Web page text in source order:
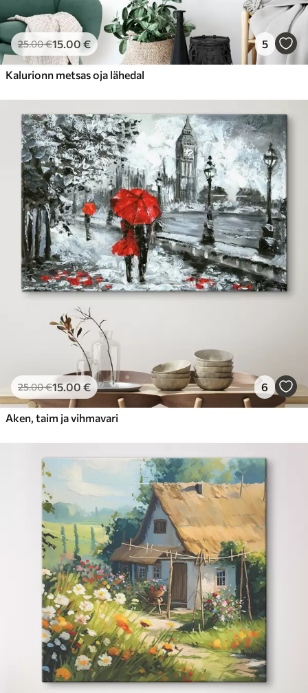
25.00€15.00 € 5
Kalurionn metsas oja lähedal
25.00€15.00 € 6
Aken, taim ja vihmavari